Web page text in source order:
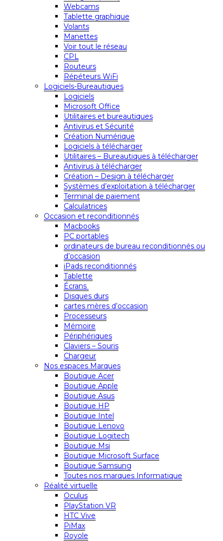
Webcams
Tablette graphique
Volants
Manettes
Voir tout le réseau
CPL
Routeurs
Répéteurs WiFi
Logiciels-Bureautiques
Logiciels
Microsoft Office
Utilitaires et bureautiques
Antivirus et Sécurité
Création Numérique
Logiciels à télécharger
Utilitaires – Bureautiques à télécharger
Antivirus à télécharger
Création – Design à télécharger
Systèmes d’exploitation à télécharger
Terminal de paiement
Calculatrices
Occasion et reconditionnés
Macbooks
PC portables
ordinateurs de bureau reconditionnés ou
d’occasion
iPads reconditionnés
Tablette
Écrans
Disques durs
cartes mères d’occasion
Processeurs
Mémoire
Périphériques
Claviers – Souris
Chargeur
Nos espaces Marques
Boutique Acer
Boutique Apple
Boutique Asus
Boutique HP
Boutique Intel
Boutique Lenovo
Boutique Logitech
Boutique Msi
Boutique Microsoft Surface
Boutique Samsung
Toutes nos marques Informatique
Réalité virtuelle
Oculus
PlayStation VR
HTC Vive
PiMax
Royole